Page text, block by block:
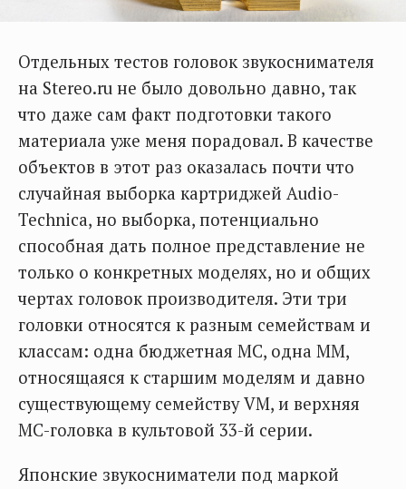
Отдельных тестов головок звукоснимателя
на Stereo.ru не было довольно давно, так
что даже сам факт подготовки такого
материала уже меня порадовал. В качестве
объектов в этот раз оказалась почти что
случайная выборка картриджей Audio-
Technica, но выборка, потенциально
способная дать полное представление не
только о конкретных моделях, но и общих
чертах головок производителя. Эти три
головки относятся к разным семействам и
классам: одна бюджетная MC, одна ММ,
относящаяся к старшим моделям и давно
существующему семейству VM, и верхняя
МС-головка в культовой 33-й серии.
Японские звукосниматели под маркой